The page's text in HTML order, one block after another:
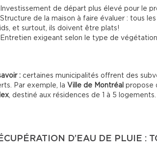
Investissement de départ plus élevé pour le
Structure de la maison à faire évaluer : tous
et surtout, ils doivent être plats!
Entretien exigeant selon le type de
: certaines municipalités offrent des
Par exemple, la Ville de Montréal propose
, destiné aux résidences de 1 à 5 logements.
D’EAU DE PLUIE :